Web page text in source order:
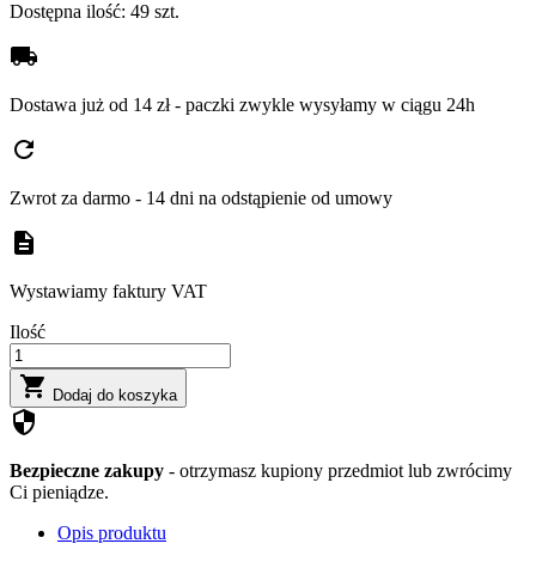
Dostępna ilość: 49 szt.
local_shipping
Dostawa już od 14 zł - paczki zwykle wysyłamy w ciągu 24h
refresh
Zwrot za darmo - 14 dni na odstąpienie od umowy
description
Wystawiamy faktury VAT
Ilość
 Dodaj do koszyka
security
Bezpieczne zakupy - otrzymasz kupiony przedmiot lub zwrócimy
Ci pieniądze.
Opis produktu